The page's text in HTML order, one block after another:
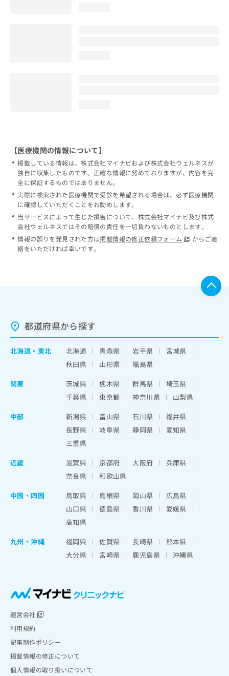
【医療機関の情報について】
掲載している情報は、株式会社マイナビおよび株式会社ウェルネスが
独自に収集したものです。正確な情報に努めておりますが、内容を完
全に保証するものではありません。
実際に検索された医療機関で受診を希望される場合は、必ず医療機関
に確認していただくことをお勧めします。
当サービスによって生じた損害について、株式会社マイナビ及び株式
会社ウェルネスではその賠償の責任を一切負わないものとします。
情報の誤りを発見された方は掲載情報の修正依頼フォーム
からご連
絡をいただければ幸いです。
都道府県から探す
北海道 ・ 東北 北海道 青森県 岩手県
宮城県
秋田県
山形県
福島県
関東
茨城県 栃木県 群馬県
埼玉県
千葉県
東京都 神奈川県
山梨県
中部
新潟県 富山県 石川県
福井県
長野県
岐阜県 静岡県
愛知県
三重県
近畿
滋賀県 京都府 大阪府
兵庫県
奈良県
和歌山県
中国・四国
鳥取県 島根県 岡山県
広島県
山口県
徳島県 香川県
愛媛県
高知県
九州・沖縄
福岡県 佐賀県 長崎県
熊本県
大分県
宮崎県 鹿児島県 沖縄県
運営会社
利用規約
記事制作ポリシー
掲載情報の修正について
個人情報の取り扱いについて